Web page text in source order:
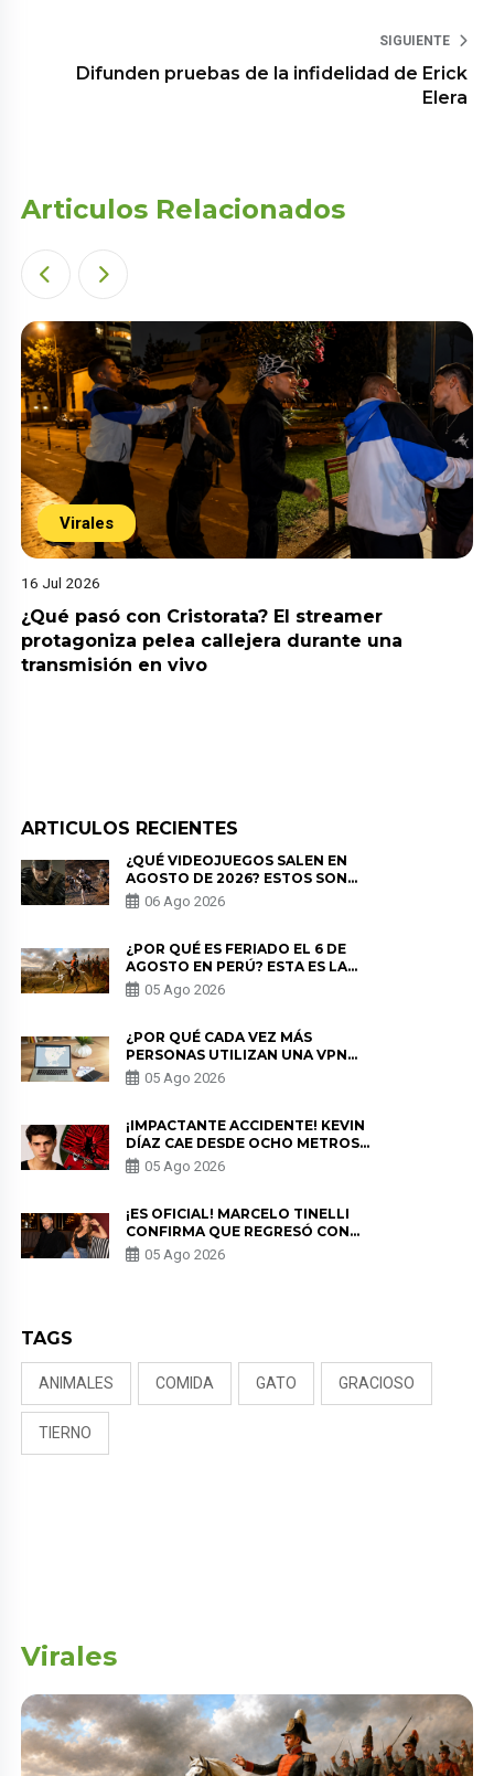
SIGUIENTE
Difunden pruebas de la infidelidad de Erick
Elera
Articulos Relacionados
Virales
16 Jul 2026
¿Qué pasó con Cristorata? El streamer
protagoniza pelea callejera durante una
transmisión en vivo
ARTICULOS RECIENTES
¿QUÉ VIDEOJUEGOS SALEN EN
AGOSTO DE 2026? ESTOS SON
LOS ESTRENOS MÁS ESPERADOS
06 Ago 2026
¿POR QUÉ ES FERIADO EL 6 DE
AGOSTO EN PERÚ? ESTA ES LA
HISTORIA
05 Ago 2026
¿POR QUÉ CADA VEZ MÁS
PERSONAS UTILIZAN UNA VPN
PARA PROTEGER SU
PRIVACIDAD?
05 Ago 2026
¡IMPACTANTE ACCIDENTE! KEVIN
DÍAZ CAE DESDE OCHO METROS
EN “ESTO ES GUERRA” Y GENERA
PREOCUPACIÓN
05 Ago 2026
¡ES OFICIAL! MARCELO TINELLI
CONFIRMA QUE REGRESÓ CON
MILETT FIGUEROA: “EL AMOR
PUDO MÁS”
05 Ago 2026
TAGS
ANIMALES COMIDA GATO GRACIOSO
TIERNO
Virales